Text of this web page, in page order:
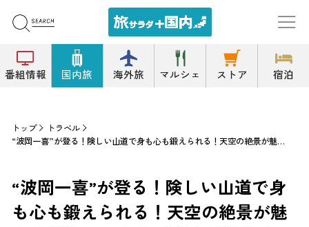
番組情報 国内旅 海外旅 マルシェ ストア 宿泊
トップ
トラベル
“波岡一喜”が登る！険しい山道で身も心も鍛えられる！天空の絶景が魅力の低山 in 大分（登山で頂きメシ！コラボ企画）
“波岡一喜”が登る！険しい山道で身
も心も鍛えられる！天空の絶景が魅